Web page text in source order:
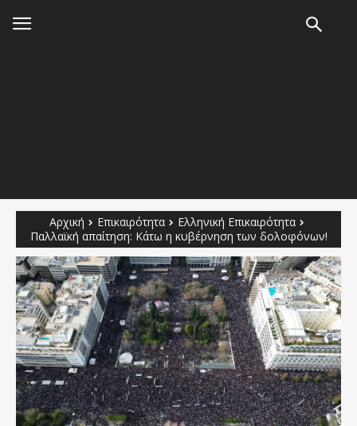
Αρχική Επικαιρότητα
Ελληνική Επικαιρότητα
Παλλαϊκή απαίτηση: Κάτω η κυβέρνηση των δολοφόνων!